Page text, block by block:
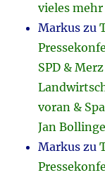
vieles mehr
Markus zu
SPD &
voran &
Jan
Markus zu